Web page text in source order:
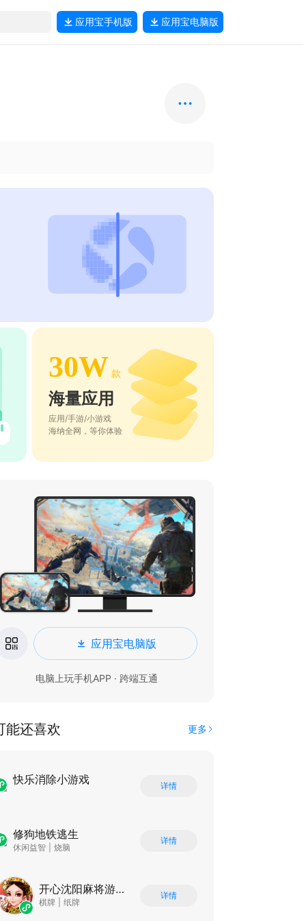
应用宝手机版 应用宝电脑版
30W 款
海量应用
应用/手游/小游戏
海纳全网，等你体验
应用宝电脑版
电脑上玩手机APP · 跨端互通
能还喜欢 更多
快乐消除小游戏 详情
修狗地铁逃生
休闲益智 烧脑
详情
开心沈阳麻将游戏软件 V1.0.0
棋牌 纸牌
详情